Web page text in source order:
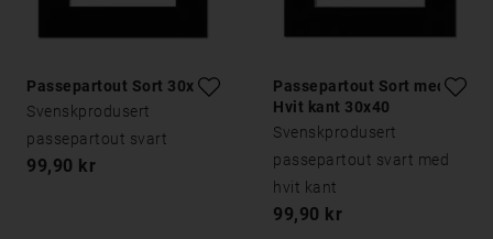
Passepartout Sort 30x40
Svenskprodusert
passepartout svart
99,90 kr
Passepartout Sort med
Hvit kant 30x40
Svenskprodusert
passepartout svart med
hvit kant
99,90 kr